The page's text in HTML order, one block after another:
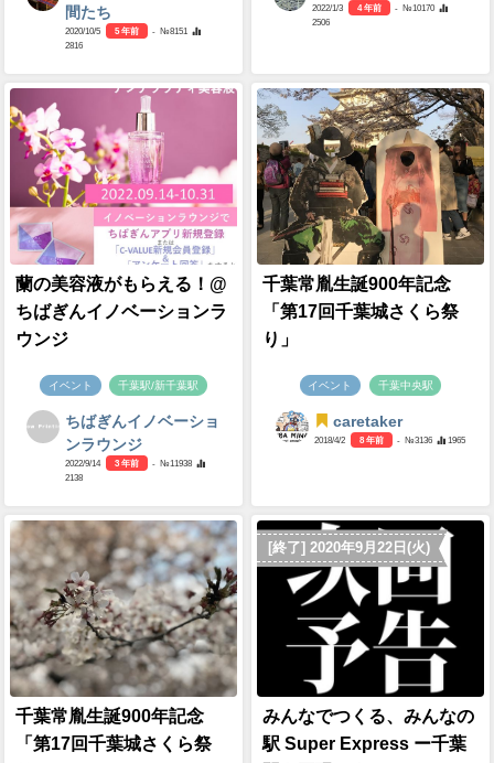
間たち
2020/10/5 5 年前
- №8151
2816
2022/1/3 4 年前
- №10170
2506
蘭の美容液がもらえる！@
ちばぎんイノベーションラ
ウンジ
イベント 千葉駅/新千葉駅
ちばぎんイノベーショ
ンラウンジ
2022/9/14 3 年前
- №11938
2138
千葉常胤生誕900年記念
「第17回千葉城さくら祭
り」
イベント 千葉中央駅
caretaker
2018/4/2 8 年前 - №3136 1965
千葉常胤生誕900年記念
「第17回千葉城さくら祭
[終了] 2020年9月22日(火)
みんなでつくる、みんなの
駅 Super Express ー千葉